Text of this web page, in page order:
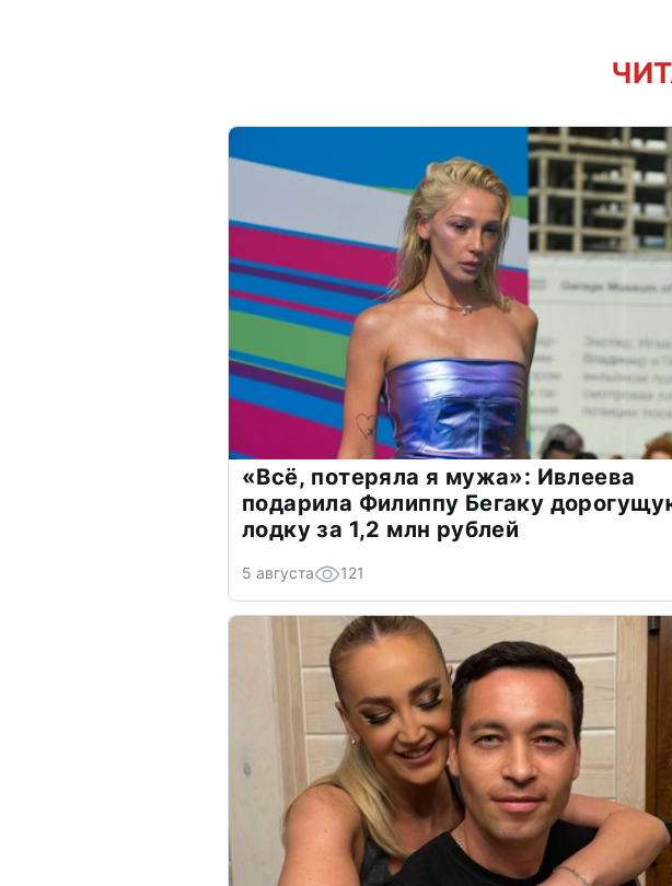
«Всё, потеряла я мужа»: Ивлеева
подарила Филиппу Бегаку
лодку за 1,2 млн рублей
5 августа 121